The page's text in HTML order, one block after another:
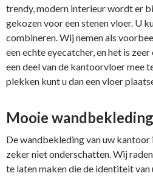
trendy, modern interieur wordt er
gekozen voor een stenen vloer. U
combineren. Wij nemen als
een echte eyecatcher, en het is
een deel van de kantoorvloer mee
plekken kunt u dan een vloer
Mooie wandbekleding
De wandbekleding van uw kantoor
zeker niet onderschatten. Wij
te laten maken die de identiteit